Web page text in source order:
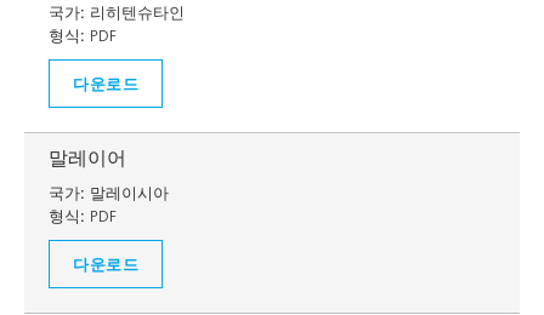
국가: 리히텐슈타인
형식: PDF
다운로드
말레이어
국가: 말레이시아
형식: PDF
다운로드